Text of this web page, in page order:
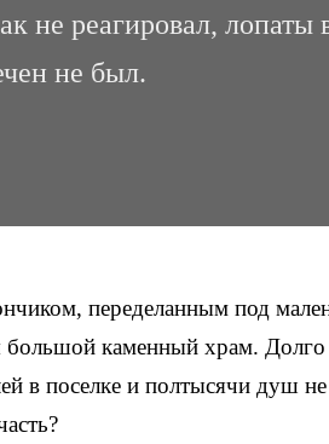
не реагировал, лопаты
не был.
переделанным под
большой каменный храм.
в поселке и полтысячи душ